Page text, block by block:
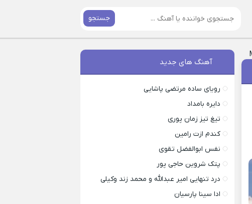
جستجو
آهنگ های جدید
رویای ساده مرتضی پاشایی
دایره بامداد
تیغ تیز زمان پوری
کندم ازت رامین
نفس ابوالفضل تقوی
پتک شروین حاجی پور
درد تنهایی امیر عبدالله و محمد زند وکیلی
ادا سینا پارسیان